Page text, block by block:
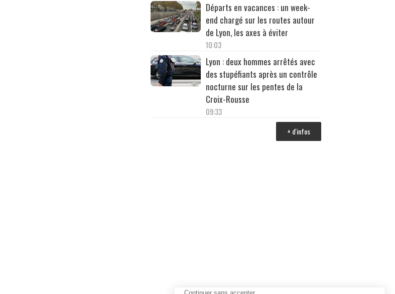
Départs en vacances : un week-
end chargé sur les routes autour
de Lyon, les axes à éviter
10:03
Lyon : deux hommes arrêtés avec
des stupéfiants après un contrôle
nocturne sur les pentes de la
Croix-Rousse
09:33
+ d'infos